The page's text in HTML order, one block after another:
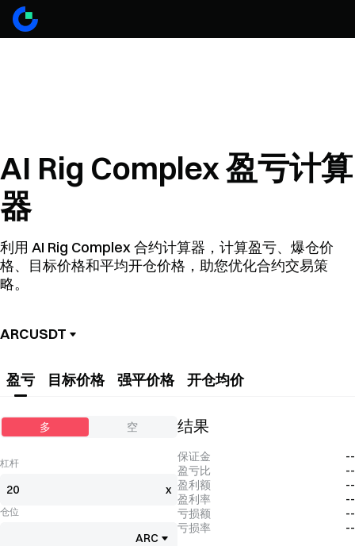
AI Rig Complex 盈亏计算
器
利用 AI Rig Complex 合约计算器，计算盈亏、爆仓价
格、目标价格和平均开仓价格，助您优化合约交易策
略。
ARCUSDT
盈亏 目标价格 强平价格 开仓均价
多 空
杠杆
x
仓位
ARC
结果
保证金
--
盈亏比
--
盈利额
--
盈利率
--
亏损额
--
亏损率
--